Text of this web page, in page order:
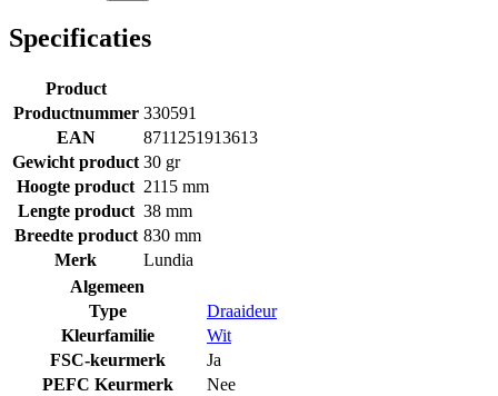
Specificaties
Product
Productnummer 330591
EAN
8711251913613
Gewicht product 30 gr
Hoogte product 2115 mm
Lengte product 38 mm
Breedte product 830 mm
Merk
Lundia
Algemeen
Type
Draaideur
Kleurfamilie
Wit
FSC-keurmerk
Ja
PEFC Keurmerk
Nee